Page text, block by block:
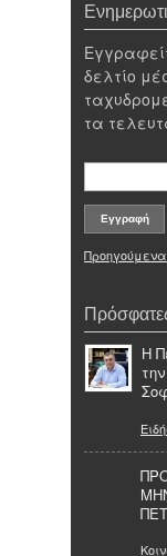
δελτίο
τα
Η